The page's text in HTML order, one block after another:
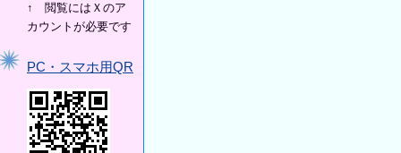
↑ 閲覧にはＸのア
カウントが必要です
PC・スマホ用QR